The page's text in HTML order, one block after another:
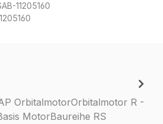
11205160
OrbitalmotorOrbitalmotor R -
MotorBaureihe RS